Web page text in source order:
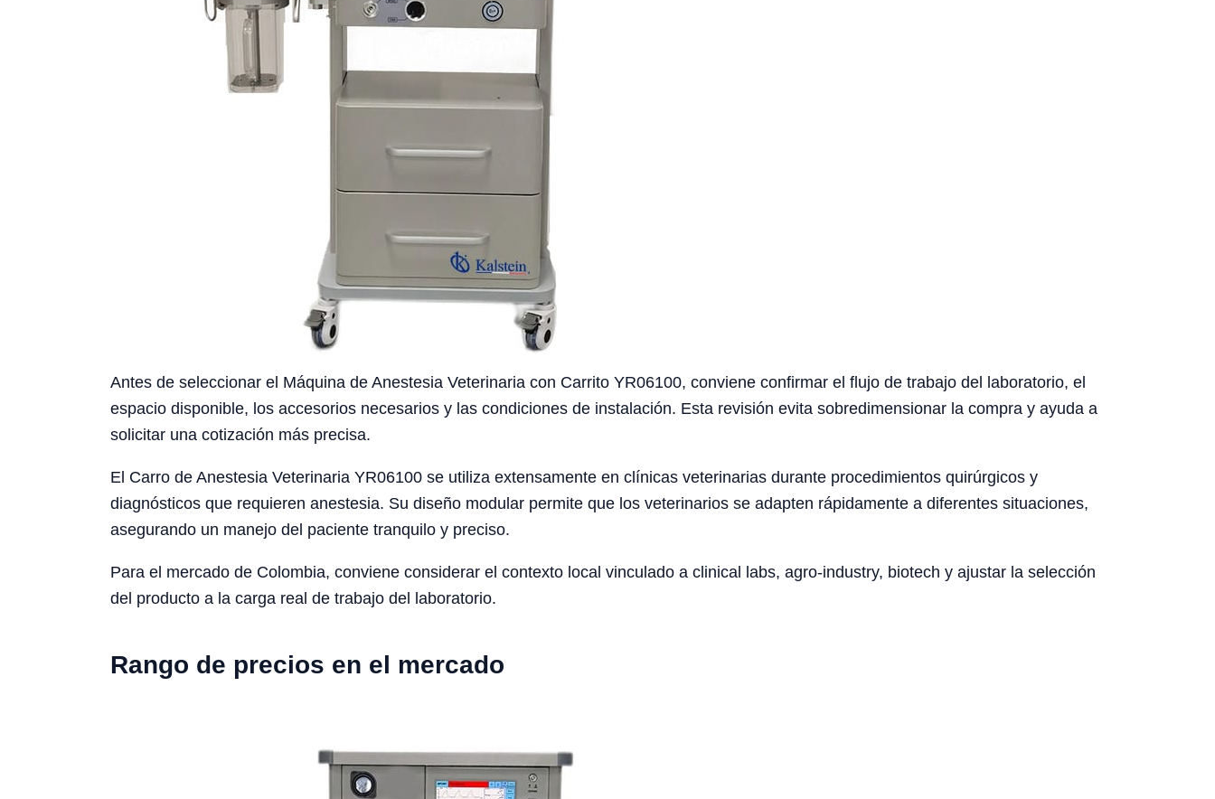
Antes de seleccionar el Máquina de Anestesia Veterinaria con Carrito YR06100, conviene confirmar el flujo de trabajo del laboratorio, el
espacio disponible, los accesorios necesarios y las condiciones de instalación. Esta revisión evita sobredimensionar la compra y ayuda a
solicitar una cotización más precisa.
El Carro de Anestesia Veterinaria YR06100 se utiliza extensamente en clínicas veterinarias durante procedimientos quirúrgicos y
diagnósticos que requieren anestesia. Su diseño modular permite que los veterinarios se adapten rápidamente a diferentes situaciones,
asegurando un manejo del paciente tranquilo y preciso.
Para el mercado de Colombia, conviene considerar el contexto local vinculado a clinical labs, agro-industry, biotech y ajustar la selección
del producto a la carga real de trabajo del laboratorio.
Rango de precios en el mercado